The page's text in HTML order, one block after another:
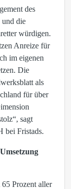
des
und die
würdigen.
Anreize für
im eigenen
Die
als
für über
sagt
bei Fristads.
Prozent aller